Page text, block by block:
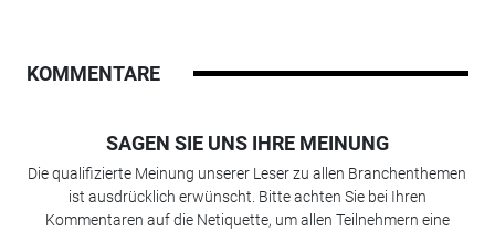
KOMMENTARE
SAGEN SIE UNS IHRE MEINUNG
Die qualifizierte Meinung unserer Leser zu allen Branchenthemen
ist ausdrücklich erwünscht. Bitte achten Sie bei Ihren
Kommentaren auf die Netiquette, um allen Teilnehmern eine